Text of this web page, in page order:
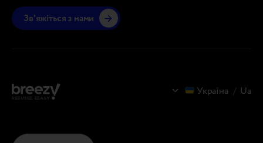
Україна / Ua
Зв'яжіться з нами